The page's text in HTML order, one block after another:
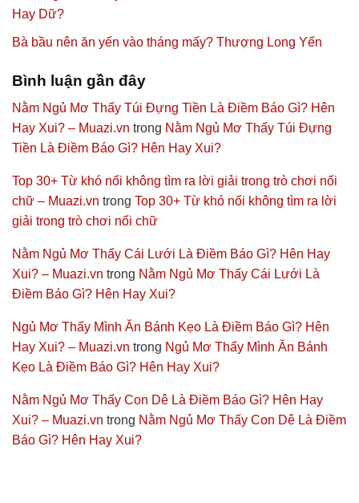
Hay Dữ?
Bà bầu nên ăn yến vào tháng mấy? Thượng Long Yến
Bình luận gần đây
Nằm Ngủ Mơ Thấy Túi Đựng Tiền Là Điềm Báo Gì? Hên
Hay Xui? – Muazi.vn trong Nằm Ngủ Mơ Thấy Túi Đựng
Tiền Là Điềm Báo Gì? Hên Hay Xui?
Top 30+ Từ khó nối không tìm ra lời giải trong trò chơi nối
chữ – Muazi.vn trong Top 30+ Từ khó nối không tìm ra lời
giải trong trò chơi nối chữ
Nằm Ngủ Mơ Thấy Cái Lưới Là Điềm Báo Gì? Hên Hay
Xui? – Muazi.vn trong Nằm Ngủ Mơ Thấy Cái Lưới Là
Điềm Báo Gì? Hên Hay Xui?
Ngủ Mơ Thấy Mình Ăn Bánh Kẹo Là Điềm Báo Gì? Hên
Hay Xui? – Muazi.vn trong Ngủ Mơ Thấy Mình Ăn Bánh
Kẹo Là Điềm Báo Gì? Hên Hay Xui?
Nằm Ngủ Mơ Thấy Con Dê Là Điềm Báo Gì? Hên Hay
Xui? – Muazi.vn trong Nằm Ngủ Mơ Thấy Con Dê Là Điềm
Báo Gì? Hên Hay Xui?